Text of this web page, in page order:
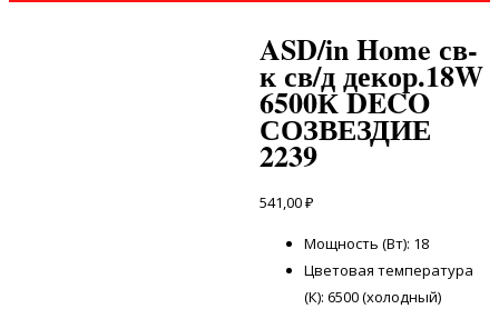
ASD/in Home св-
к св/д декор.18W
6500К DECO
СОЗВЕЗДИЕ
2239
541,00₽
Мощность (Вт): 18
Цветовая температура
(К): 6500 (холодный)